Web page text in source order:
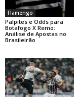
Flamengo
Palpites e Odds para
Botafogo X Remo:
Análise de Apostas no
Brasileirão